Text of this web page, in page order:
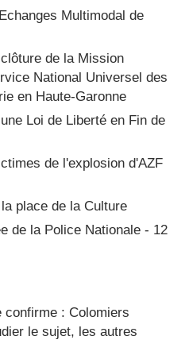
Multimodal de
de la Mission
National Universel des
en Haute-Garonne
Loi de Liberté en Fin de
de l'explosion d'AZF
place de la Culture
de la Police Nationale - 12
confirme : Colomiers
le sujet, les autres